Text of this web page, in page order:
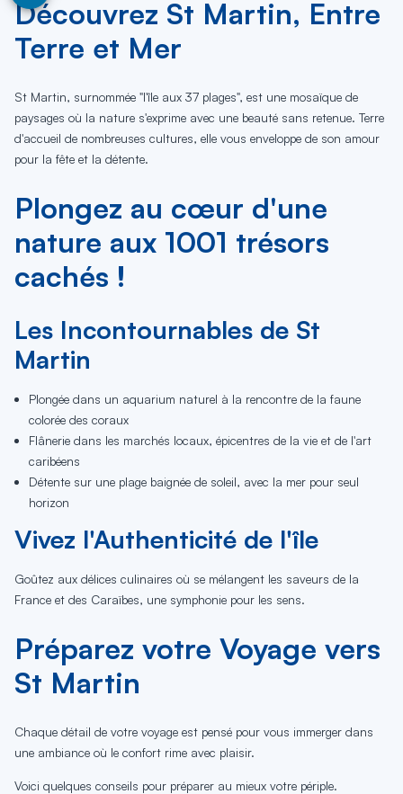
Découvrez St Martin, Entre
Terre et Mer
St Martin, surnommée "l'île aux 37 plages", est une mosaïque de
paysages où la nature s'exprime avec une beauté sans retenue. Terre
d'accueil de nombreuses cultures, elle vous enveloppe de son amour
pour la fête et la détente.
Plongez au cœur d'une
nature aux 1001 trésors
cachés !
Les Incontournables de St
Martin
Plongée dans un aquarium naturel à la rencontre de la faune
colorée des coraux
Flânerie dans les marchés locaux, épicentres de la vie et de l'art
caribéens
Détente sur une plage baignée de soleil, avec la mer pour seul
horizon
Vivez l'Authenticité de l'île
Goûtez aux délices culinaires où se mélangent les saveurs de la
France et des Caraïbes, une symphonie pour les sens.
Préparez votre Voyage vers
St Martin
Chaque détail de votre voyage est pensé pour vous immerger dans
une ambiance où le confort rime avec plaisir.
Voici quelques conseils pour préparer au mieux votre périple.